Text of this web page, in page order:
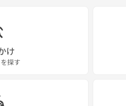
け
探す